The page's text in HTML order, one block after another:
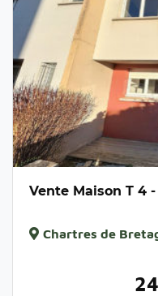
Vente Maison T 4
Chartres de